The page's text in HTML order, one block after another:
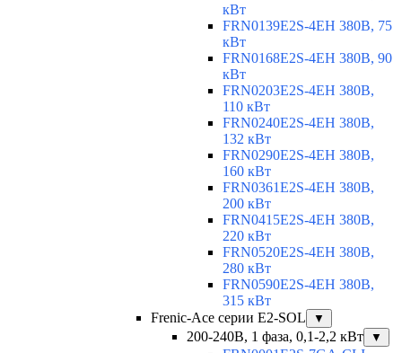
кВт
FRN0139E2S-4EH 380В, 75
кВт
FRN0168E2S-4EH 380В, 90
кВт
FRN0203E2S-4EH 380В,
110 кВт
FRN0240E2S-4EH 380В,
132 кВт
FRN0290E2S-4EH 380В,
160 кВт
FRN0361E2S-4EH 380В,
200 кВт
FRN0415E2S-4EH 380В,
220 кВт
FRN0520E2S-4EH 380В,
280 кВт
FRN0590E2S-4EH 380В,
315 кВт
Frenic-Ace серии E2-SOL
▼
200-240В, 1 фаза, 0,1-2,2 кВт ▼